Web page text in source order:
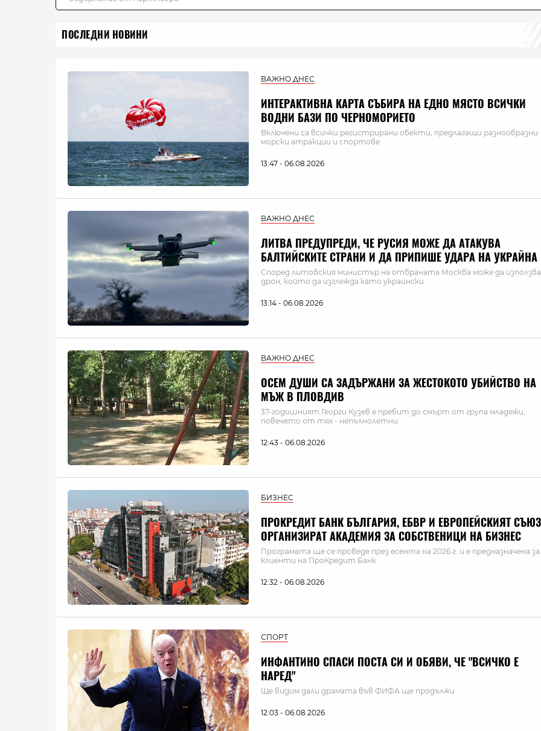
ПОСЛЕДНИ НОВИНИ
ВАЖНО ДНЕС
ИНТЕРАКТИВНА КАРТА СЪБИРА НА ЕДНО МЯСТО ВСИЧКИ
ВОДНИ БАЗИ ПО ЧЕРНОМОРИЕТО
Включени са всички регистрирани обекти, предлагащи разнообразни
морски атракции и спортове
13:47 - 06.08.2026
ВАЖНО ДНЕС
ЛИТВА ПРЕДУПРЕДИ, ЧЕ РУСИЯ МОЖЕ ДА АТАКУВА
БАЛТИЙСКИТЕ СТРАНИ И ДА ПРИПИШЕ УДАРА НА УКРАЙНА
Според литовския министър на отбраната Москва може да използва
дрон, който да изглежда като украински
13:14 - 06.08.2026
ВАЖНО ДНЕС
ОСЕМ ДУШИ СА ЗАДЪРЖАНИ ЗА ЖЕСТОКОТО УБИЙСТВО НА
МЪЖ В ПЛОВДИВ
37-годишният Георги Кузев е пребит до смърт от група младежи,
повечето от тях - непълнолетни
12:43 - 06.08.2026
БИЗНЕС
ПРОКРЕДИТ БАНК БЪЛГАРИЯ, ЕБВР И ЕВРОПЕЙСКИЯТ СЪЮЗ
ОРГАНИЗИРАТ АКАДЕМИЯ ЗА СОБСТВЕНИЦИ НА БИЗНЕС
Програмата ще се проведе през есента на 2026 г. и е предназначена за
клиенти на ПроКредит Банк
12:32 - 06.08.2026
СПОРТ
ИНФАНТИНО СПАСИ ПОСТА СИ И ОБЯВИ, ЧЕ "ВСИЧКО Е
НАРЕД"
Ще видим дали драмата във ФИФА ще продължи
12:03 - 06.08.2026